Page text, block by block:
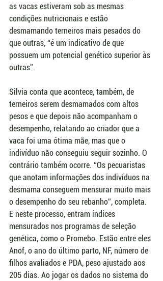
as vacas estiveram sob as mesmas
condições nutricionais e estão
desmamando terneiros mais pesados do
que outras, “é um indicativo de que
possuem um potencial genético superior às
outras”.
Silvia conta que acontece, também, de
terneiros serem desmamados com altos
pesos e que depois não acompanham o
desempenho, relatando ao criador que a
vaca foi uma ótima mãe, mas que o
indivíduo não conseguiu seguir sozinho. O
contrário também ocorre. “Os pecuaristas
que anotam informações dos indivíduos na
desmama conseguem mensurar muito mais
o desempenho do seu rebanho”, completa.
E neste processo, entram índices
mensurados nos programas de seleção
genética, como o Promebo. Estão entre eles
Anof, o ano do último parto, NF, número de
filhos avaliados e PDA, peso ajustado aos
205 dias. Ao jogar os dados no sistema do